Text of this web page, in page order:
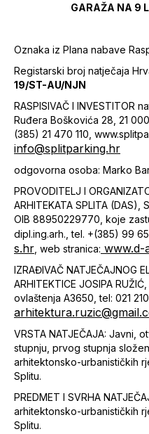
GARAŽA NA 9
Oznaka iz Plana nabave
Registarski broj natječaja
19/ST-AU/NJN
RASPISIVAČ I INVESTITOR
Ruđera Boškovića 28, 21
(385) 21 470 110,
info@splitparking.hr
odgovorna osoba: Marko
PROVODITELJ I
ARHITEKATA SPLITA
OIB 88950229770, koje
dipl.ing.arh., tel. +(385) 99
s.hr , web stranica: www.d-
IZRAĐIVAČ NATJEČAJNOG
ARHITEKTICE JOSIPA
ovlaštenja A3650, tel: 021
VRSTA NATJEČAJA: Javni,
stupnju, prvog stupnja
arhitektonsko-urbanističkih
Splitu.
PREDMET I SVRHA
arhitektonsko-urbanističkih
Splitu.